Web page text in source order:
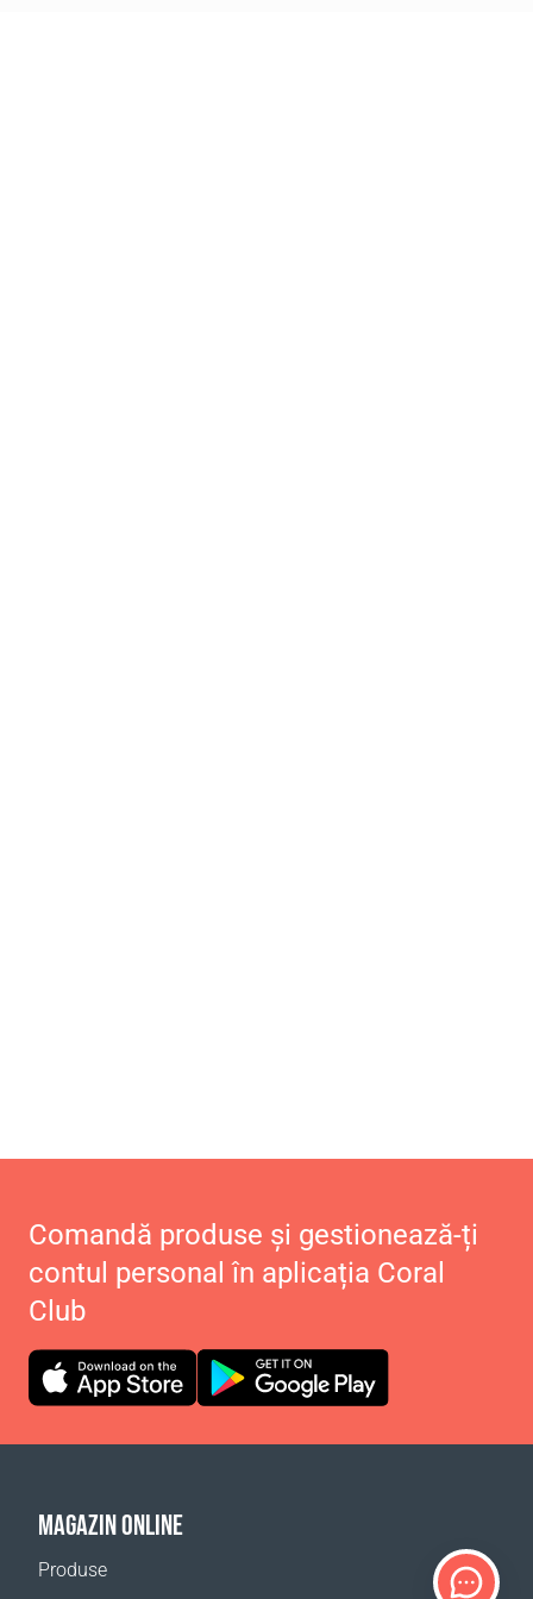
Comandă produse și gestionează-ți
contul personal în aplicația Coral
Club
MAGAZIN ONLINE
Produse